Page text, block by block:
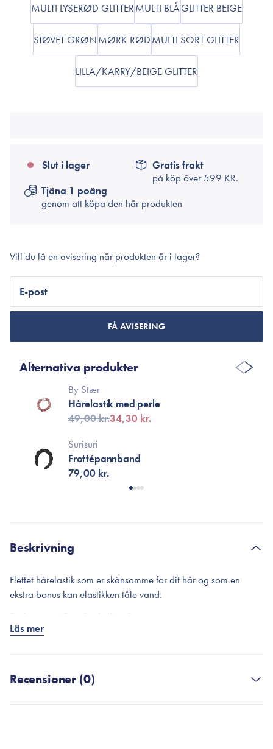
MULTI LYSERØD GLITTERMULTI BLÅGLITTER BEIGE
STØVET GRØNMØRK RØDMULTI SORT GLITTER
LILLA/KARRY/BEIGE GLITTER
Slut i lager
Gratis frakt
på köp över599 KR.
Tjäna 1 poäng
genom att köpa den här produkten
Vill du få en avisering när produkten är i lager?
E-post
FÅ AVISERING
Alternativa produkter
By Stær
Hårelastik med perle
49,00 kr.34,30 kr.
Surisuri
Frottépannband
79,00 kr.
Beskrivning
Flettet hårelastik som er skånsomme for dit hår og som en
ekstra bonus kan elastikken tåle vand.
De kommer i flere forskellige farver.
1 stk.
Läs mer
Recensioner (0)